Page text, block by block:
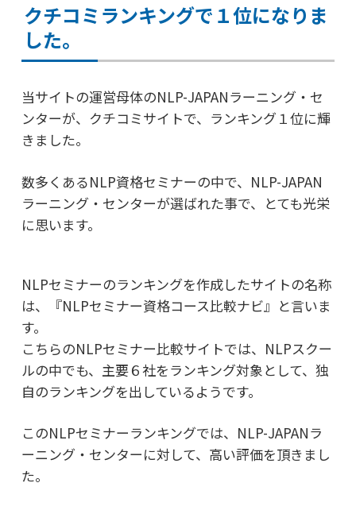
クチコミランキングで１位になりま
した。
当サイトの運営母体のNLP-JAPANラーニング・セ
ンターが、 クチコミサイトで、ランキング１位に輝
きました。
数多くあるNLP資格セミナーの中で、 NLP-JAPAN
ラーニング・センターが選ばれた事で、 とても光栄
に思います。
NLPセミナーのランキングを作成したサイトの名称
は、
『NLPセミナー資格コース比較ナビ』と言いま
す。
こちらのNLPセミナー比較サイトでは、NLPスクー
ルの中でも、 主要６社をランキング対象として、独
自のランキングを出しているようです。
このNLPセミナーランキングでは、NLP-JAPANラ
ーニング・センターに対して、 高い評価を頂きまし
た。